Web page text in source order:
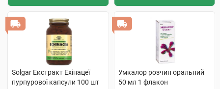
Solgar Екстракт Ехінацеї
пурпурової капсули 100 шт
Умкалор розчин оральний
50 мл 1 флакон